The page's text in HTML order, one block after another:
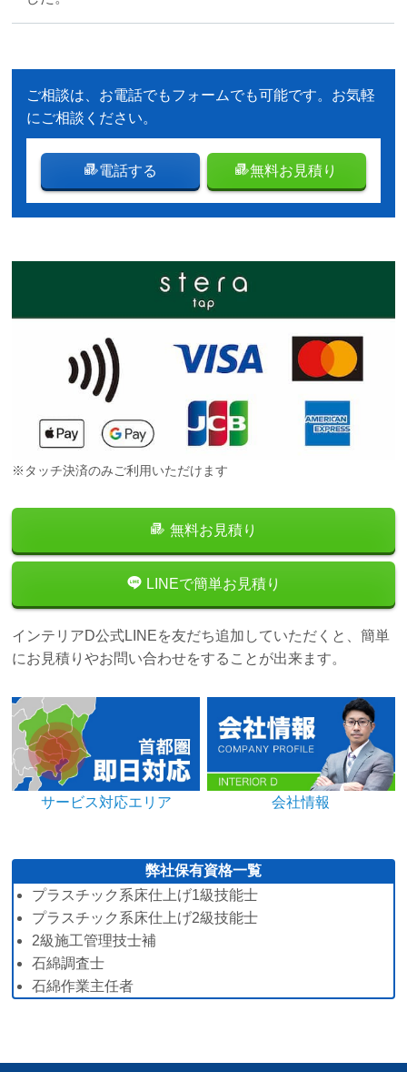
ご相談は、お電話でもフォームでも可能です。お気軽
にご相談ください。
電話する 無料お見積り
※タッチ決済のみご利用いただけます
無料お見積り
LINEで簡単お見積り
インテリアD公式LINEを友だち追加していただくと、簡単
にお見積りやお問い合わせをすることが出来ます。
サービス対応エリア 会社情報
弊社保有資格一覧
プラスチック系床仕上げ1級技能士
プラスチック系床仕上げ2級技能士
2級施工管理技士補
石綿調査士
石綿作業主任者